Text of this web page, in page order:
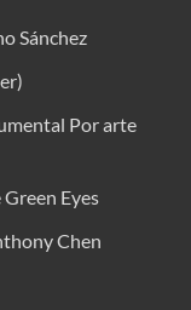
Sánchez
Por arte
Eyes
Chen